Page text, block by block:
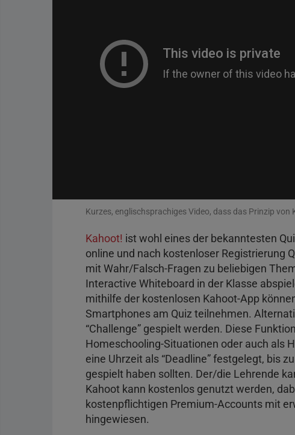
Kurzes, englischsprachiges Video, dass das Prinzip von
Kahoot! ist wohl eines der bekanntesten
online und nach kostenloser Registrierung
mit Wahr/Falsch-Fragen zu beliebigen
Interactive Whiteboard in der Klasse
mithilfe der kostenlosen Kahoot-App
Smartphones am Quiz teilnehmen.
“Challenge” gespielt werden. Diese
Homeschooling-Situationen oder auch als
eine Uhrzeit als “Deadline” festgelegt, bis
gespielt haben sollten. Der/die Lehrende
Kahoot kann kostenlos genutzt werden,
kostenpflichtigen Premium-Accounts mit
hingewiesen.